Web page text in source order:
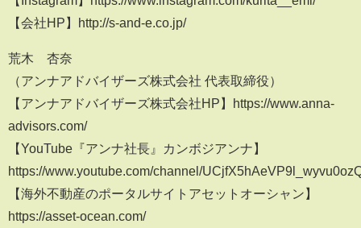
【会社HP】http://s-and-e.co.jp/
荒木 杏奈
（アンナアドバイザーズ株式会社 代表取締役）
【アンナアドバイザーズ株式会社HP】https://www.anna-
advisors.com/
【YouTube『アンナ社長』カンボジアンナ】
https://www.youtube.com/channel/
【海外不動産のポータルサイトアセットオーシャン】
https://asset-ocean.com/